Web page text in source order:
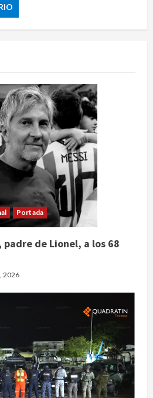
Portada
padre de Lionel, a los 68
2026